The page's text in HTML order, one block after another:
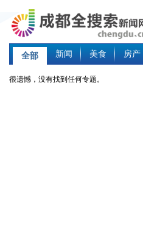
全部 新闻 美食 房产
很遗憾，没有找到任何专题。